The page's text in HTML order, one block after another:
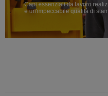
Capi essenziali da lavoro
e un'impeccabile qualità di